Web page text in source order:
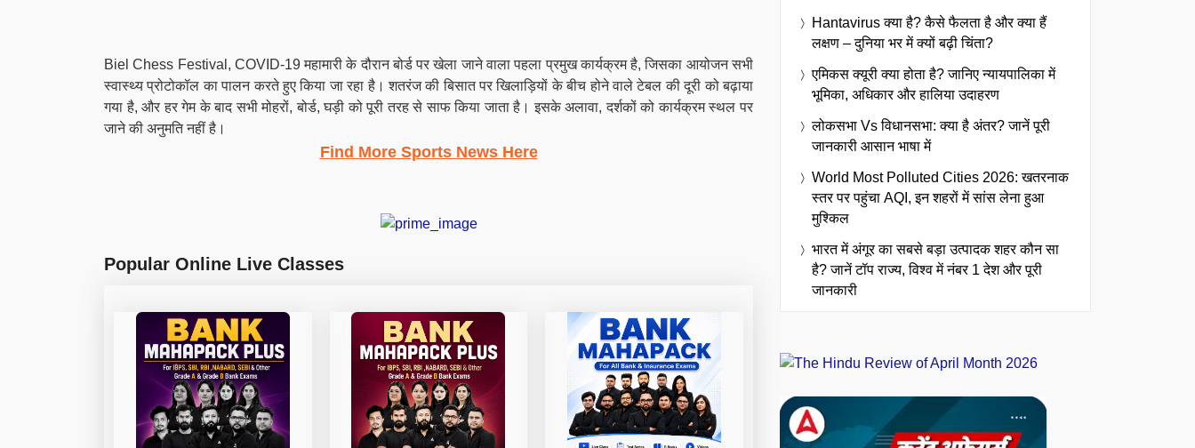
Biel Chess Festival, COVID-19 महामारी के दौरान बोर्ड पर खेला जाने वाला पहला प्रमुख कार्यक्रम है, जिसका आयोजन सभी
स्वास्थ्य प्रोटोकॉल का पालन करते हुए किया जा रहा है। शतरंज की बिसात पर खिलाड़ियों के बीच होने वाले टेबल की दूरी को बढ़ाया
गया है, और हर गेम के बाद सभी मोहरों, बोर्ड, घड़ी को पूरी तरह से साफ किया जाता है। इसके अलावा, दर्शकों को कार्यक्रम स्थल पर
जाने की अनुमति नहीं है।
Find More Sports News Here
Popular Online Live Classes
Hantavirus क्या है? कैसे फैलता है और क्या हैं
लक्षण – दुनिया भर में क्यों बढ़ी चिंता?
एमिकस क्यूरी क्या होता है? जानिए न्यायपालिका में
भूमिका, अधिकार और हालिया उदाहरण
लोकसभा Vs विधानसभा: क्या है अंतर? जानें पूरी
जानकारी आसान भाषा में
World Most Polluted Cities 2026: खतरनाक
स्तर पर पहुंचा AQI, इन शहरों में सांस लेना हुआ
मुश्किल
भारत में अंगूर का सबसे बड़ा उत्पादक शहर कौन सा
है? जानें टॉप राज्य, विश्व में नंबर 1 देश और पूरी
जानकारी